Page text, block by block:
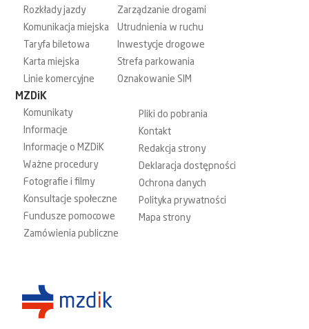
Rozkłady jazdy
Komunikacja miejska
Taryfa biletowa
Karta miejska
Linie komercyjne
Zarządzanie drogami
Utrudnienia w ruchu
Inwestycje drogowe
Strefa parkowania
Oznakowanie SIM
MZDiK
Komunikaty
Informacje
Informacje o MZDiK
Ważne procedury
Fotografie i filmy
Konsultacje społeczne
Fundusze pomocowe
Zamówienia publiczne
Pliki do pobrania
Kontakt
Redakcja strony
Deklaracja dostępności
Ochrona danych
Polityka prywatności
Mapa strony